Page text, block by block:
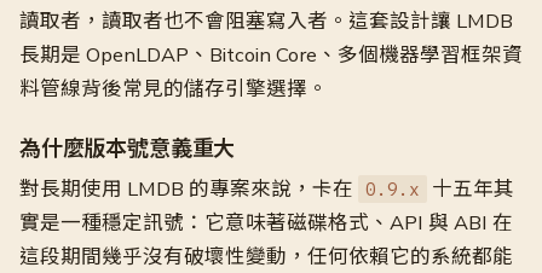
讀取者，讀取者也不會阻塞寫入者。這套設計讓 LMDB
長期是 OpenLDAP、Bitcoin Core、多個機器學習框架資
料管線背後常見的儲存引擎選擇。
為什麼版本號意義重大
對長期使用 LMDB 的專案來說，卡在 0.9.x
十五年其
實是一種穩定訊號：它意味著磁碟格式、API 與 ABI 在
這段期間幾乎沒有破壞性變動，任何依賴它的系統都能